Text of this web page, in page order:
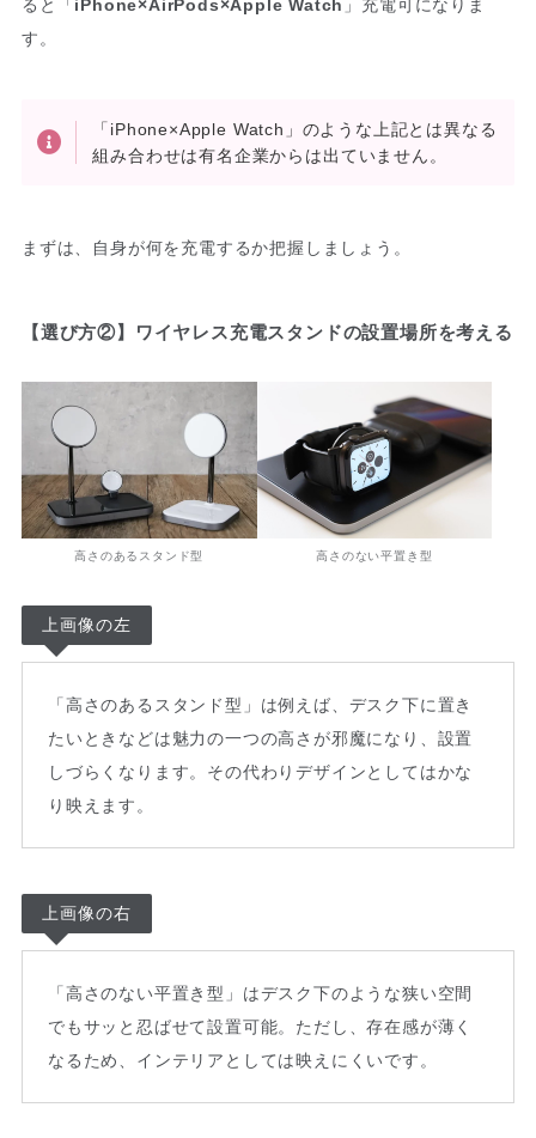
ると「iPhone×AirPods×Apple Watch 」充電可になりま
す。
「iPhone×Apple Watch」のような上記とは異なる
組み合わせは有名企業からは出ていません。
まずは、自身が何を充電するか把握しましょう。
【選び方②】ワイヤレス充電スタンドの設置場所を考える
高さのあるスタンド型 高さのない平置き型
上画像の左
「高さのあるスタンド型」は例えば、デスク下に置き
たいときなどは魅力の一つの高さが邪魔になり、設置
しづらくなります。その代わりデザインとしてはかな
り映えます。
上画像の右
「高さのない平置き型」はデスク下のような狭い空間
でもサッと忍ばせて設置可能。ただし、存在感が薄く
なるため、インテリアとしては映えにくいです。